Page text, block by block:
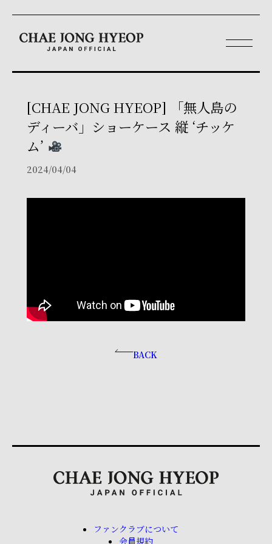
[CHAE JONG HYEOP] 「無人島の
ディーバ」ショーケース 縦 ‘チッケ
ム’
2024/04/04
BACK
ファンクラブについて
会員規約